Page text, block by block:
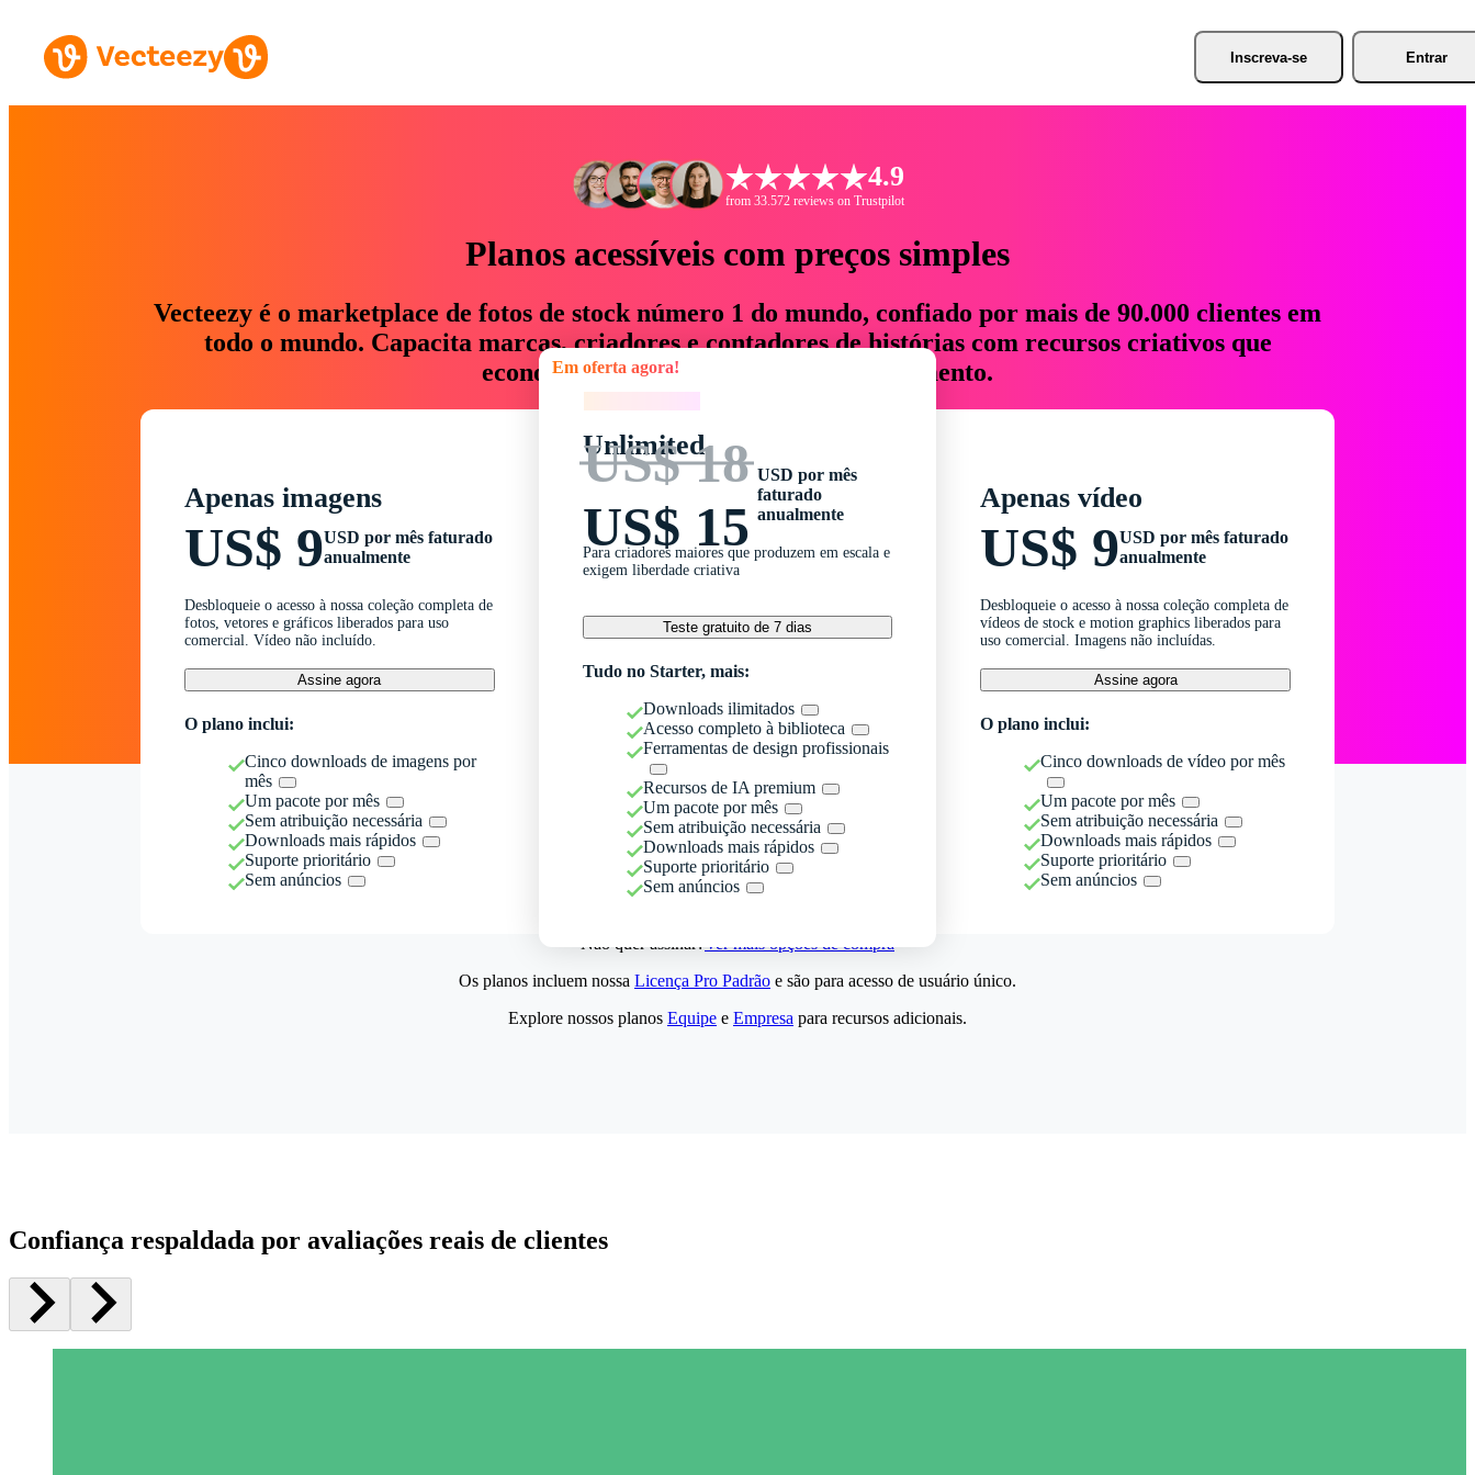
Inscreva-se Entrar
4.9
from 33.572 reviews on Trustpilot
Planos acessíveis com preços simples
Vecteezy é o marketplace de fotos de stock número 1 do mundo, confiado por mais de 90.000 clientes em
todo o mundo. Capacita marcas, criadores e contadores de histórias com recursos criativos que
economizam até 76% em tempo e orçamento.
Apenas imagens
US$ 9USD por mês faturado
anualmente
Desbloqueie o acesso à nossa coleção completa de
fotos, vetores e gráficos liberados para uso
comercial. Vídeo não incluído.
Assine agora
O plano inclui:
Cinco downloads de imagens por
mês
Um pacote por mês
Sem atribuição necessária
Downloads mais rápidos
Suporte prioritário
Sem anúncios
Em oferta agora!
Unlimited
US$ 18
US$ 15
USD por mês
faturado
anualmente
Para criadores maiores que produzem em escala e
exigem liberdade criativa
Teste gratuito de 7 dias
Tudo no Starter, mais:
Downloads ilimitados
Acesso completo à biblioteca
Ferramentas de design profissionais
Recursos de IA premium
Um pacote por mês
Sem atribuição necessária
Downloads mais rápidos
Suporte prioritário
Sem anúncios
Apenas vídeo
US$ 9USD por mês faturado
anualmente
Desbloqueie o acesso à nossa coleção completa de
vídeos de stock e motion graphics liberados para
uso comercial. Imagens não incluídas.
Assine agora
O plano inclui:
Cinco downloads de vídeo por mês
Um pacote por mês
Sem atribuição necessária
Downloads mais rápidos
Suporte prioritário
Sem anúncios
Não quer assinar?Ver mais opções de compra
Os planos incluem nossa Licença Pro Padrão e são para acesso de usuário único.
Explore nossos planos Equipe e Empresa para recursos adicionais.
Confiança respaldada por avaliações reais de clientes